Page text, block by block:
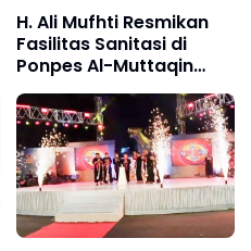
H. Ali Mufhti Resmikan
Fasilitas Sanitasi di
Ponpes Al-Muttaqin
Pulung